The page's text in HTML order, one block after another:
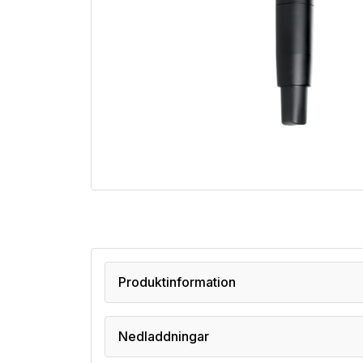
Produktinformation
Nedladdningar